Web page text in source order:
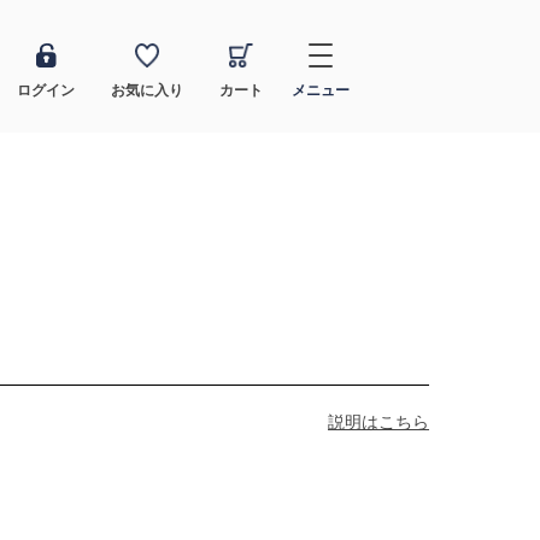
ログイン お気に入り カート メニュー
説明はこちら